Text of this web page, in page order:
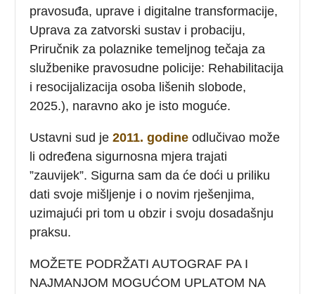
pravosuđa, uprave i digitalne transformacije,
Uprava za zatvorski sustav i probaciju,
Priručnik za polaznike temeljnog tečaja za
službenike pravosudne policije: Rehabilitacija
i resocijalizacija osoba lišenih slobode,
2025.), naravno ako je isto moguće.
Ustavni sud je 2011. godineodlučivao može
li određena sigurnosna mjera trajati
”zauvijek”. Sigurna sam da će doći u priliku
dati svoje mišljenje i o novim rješenjima,
uzimajući pri tom u obzir i svoju dosadašnju
praksu.
MOŽETE PODRŽATI AUTOGRAF PA I
NAJMANJOM MOGUĆOM UPLATOM NA